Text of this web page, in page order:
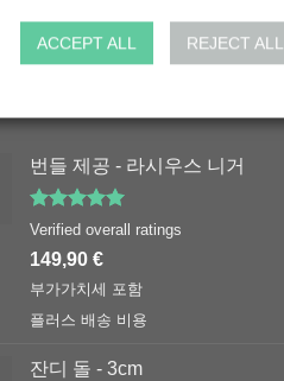
번들 제공 - 라시우스 니거
5 중에서
가됨
Verified overall ratings
149,90 €
부가가치세 포함
플러스 배송 비용
잔디 돌 - 3cm
ACCEPT ALL REJECT ALL